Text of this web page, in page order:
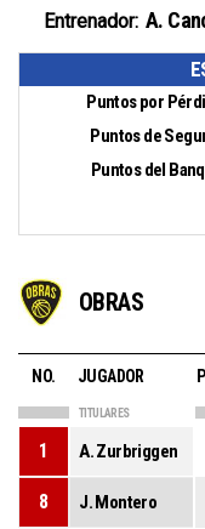
Entrenador: A.
OBRAS
NO. JUGADOR
TITULARES
1 A. Zurbriggen
8 J. Montero